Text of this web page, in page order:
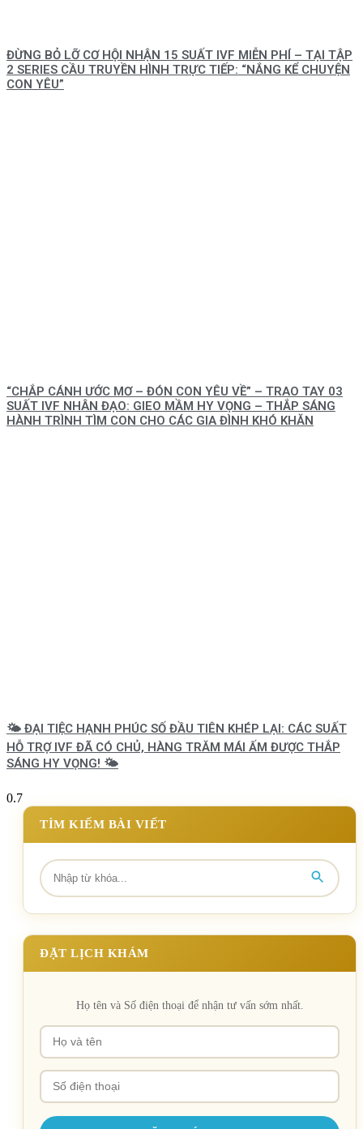
ĐỪNG BỎ LỠ CƠ HỘI NHẬN 15 SUẤT IVF MIỄN PHÍ – TẠI TẬP
2 SERIES CẦU TRUYỀN HÌNH TRỰC TIẾP: “NẮNG KỂ CHUYỆN
CON YÊU”
“CHẮP CÁNH ƯỚC MƠ – ĐÓN CON YÊU VỀ” – TRAO TAY 03
SUẤT IVF NHÂN ĐẠO: GIEO MẦM HY VỌNG – THẮP SÁNG
HÀNH TRÌNH TÌM CON CHO CÁC GIA ĐÌNH KHÓ KHĂN
🌤️ ĐẠI TIỆC HẠNH PHÚC SỐ ĐẦU TIÊN KHÉP LẠI: CÁC SUẤT
HỖ TRỢ IVF ĐÃ CÓ CHỦ, HÀNG TRĂM MÁI ẤM ĐƯỢC THẮP
SÁNG HY VỌNG! 🌤️
TÌM KIẾM BÀI VIẾT
ĐẶT LỊCH KHÁM
Họ tên và Số điện thoại để nhận tư vấn sớm nhất.